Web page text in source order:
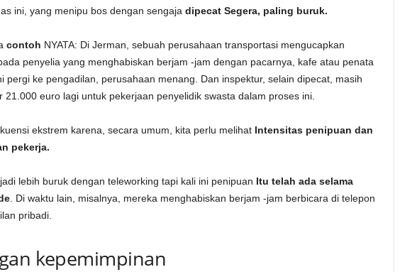
ini, yang menipu bos dengan sengaja dipecat Segera, paling buruk.
contoh NYATA: Di Jerman, sebuah perusahaan transportasi mengucapkan
penyelia yang menghabiskan berjam -jam dengan pacarnya, kafe atau penata
pergi ke pengadilan, perusahaan menang. Dan inspektur, selain dipecat, masih
21.000 euro lagi untuk pekerjaan penyelidik swasta dalam proses ini.
ekstrem karena, secara umum, kita perlu melihatIntensitas penipuan dan
pekerja.
lebih buruk dengan teleworking tapi kali ini penipuan Itu telah ada selama
. Di waktu lain, misalnya, mereka menghabiskan berjam -jam berbicara di telepon
pribadi.
kepemimpinan